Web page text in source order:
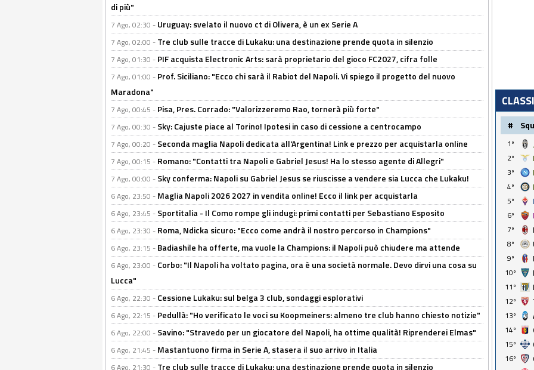
di più"
7 Ago, 02:30 - Uruguay: svelato il nuovo ct di Olivera, è un ex Serie A
7 Ago, 02:00 - Tre club sulle tracce di Lukaku: una destinazione prende quota in silenzio
7 Ago, 01:30 - PIF acquista Electronic Arts: sarà proprietario del gioco FC2027, cifra folle
7 Ago, 01:00 - Prof. Siciliano: "Ecco chi sarà il Rabiot del Napoli. Vi spiego il progetto del nuovo
Maradona"
7 Ago, 00:45 - Pisa, Pres. Corrado: "Valorizzeremo Rao, tornerà più forte"
7 Ago, 00:30 - Sky: Cajuste piace al Torino! Ipotesi in caso di cessione a centrocampo
7 Ago, 00:20 - Seconda maglia Napoli dedicata all'Argentina! Link e prezzo per acquistarla online
7 Ago, 00:15 - Romano: "Contatti tra Napoli e Gabriel Jesus! Ha lo stesso agente di Allegri"
7 Ago, 00:00 - Sky conferma: Napoli su Gabriel Jesus se riuscisse a vendere sia Lucca che Lukaku!
6 Ago, 23:50 - Maglia Napoli 2026 2027 in vendita online! Ecco il link per acquistarla
6 Ago, 23:45 - Sportitalia - Il Como rompe gli indugi: primi contatti per Sebastiano Esposito
6 Ago, 23:30 - Roma, Ndicka sicuro: "Ecco come andrà il nostro percorso in Champions"
6 Ago, 23:15 - Badiashile ha offerte, ma vuole la Champions: il Napoli può chiudere ma attende
6 Ago, 23:00 - Corbo: "Il Napoli ha voltato pagina, ora è una società normale. Devo dirvi una cosa su
Lucca"
6 Ago, 22:30 - Cessione Lukaku: sul belga 3 club, sondaggi esplorativi
6 Ago, 22:15 - Pedullà: "Ho verificato le voci su Koopmeiners: almeno tre club hanno chiesto notizie"
6 Ago, 22:00 - Savino: "Stravedo per un giocatore del Napoli, ha ottime qualità! Riprenderei Elmas"
6 Ago, 21:45 - Mastantuono firma in Serie A, stasera il suo arrivo in Italia
6 Ago, 21:30 - Tre club sulle tracce di Lukaku: una destinazione prende quota in silenzio
#
1º
2º
3º
4º
5º
6º
7º
8º
9º
10º
11º
12º
13º
14º
15º
16º